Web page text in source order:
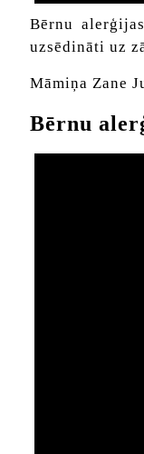
Bērnu
uzsēdināti uz
Māmiņa Zane
Bērnu